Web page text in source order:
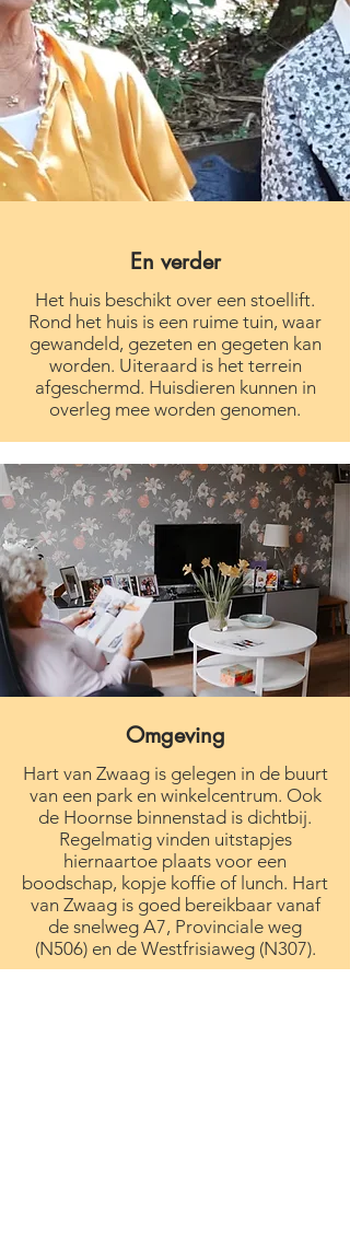
En verder
Het huis beschikt over een stoellift.
Rond het huis is een ruime tuin, waar
gewandeld, gezeten en gegeten kan
worden. Uiteraard is het terrein
afgeschermd. Huisdieren kunnen in
overleg mee worden genomen.
Omgeving
Hart van Zwaag is gelegen in de buurt
van een park en winkelcentrum. Ook
de Hoornse binnenstad is dichtbij.
Regelmatig vinden uitstapjes
hiernaartoe plaats voor een
boodschap, kopje koffie of lunch. Hart
van Zwaag is goed bereikbaar vanaf
de snelweg A7, Provinciale weg
(N506) en de Westfrisiaweg (N307).